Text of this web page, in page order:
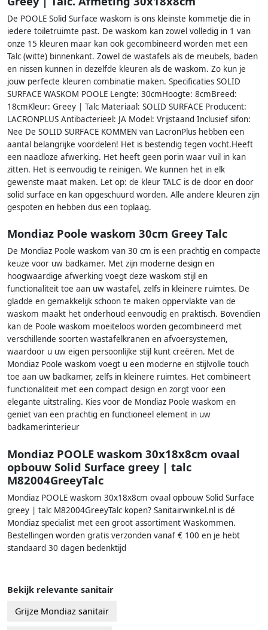
De POOLE Solid Surface waskom is ons kleinste kommetje die in
iedere toiletruimte past. De waskom kan zowel volledig in 1 van
onze 15 kleuren maar kan ook gecombineerd worden met een
Talc (witte) binnenkant. Zowel de wastafels als de meubels, baden
en nissen kunnen in dezelfde kleuren als de waskom. Zo kun je
jouw perfecte kleuren combinatie maken. Specificaties SOLID
SURFACE WASKOM POOLE Lengte: 30cmHoogte: 8cmBreed:
18cmKleur: Greey | Talc Materiaal: SOLID SURFACE Producent:
LACRONPLUS Antibacterieel: JA Model: Vrijstaand Inclusief sifon:
Nee De SOLID SURFACE KOMMEN van LacronPlus hebben een
aantal belangrijke voordelen! Het is bestendig tegen vocht.Heeft
een naadloze afwerking. Het heeft geen porin waar vuil in kan
zitten. Het is eenvoudig te reinigen. We kunnen het in elk
gewenste maat maken. Let op: de kleur TALC is de door en door
solid surface en kan opgeschuurd worden. Alle andere kleuren zijn
gespoten en hebben dus een toplaag.
Mondiaz Poole waskom 30cm Greey Talc
De Mondiaz Poole waskom van 30 cm is een prachtig en compacte
keuze voor uw badkamer. Met zijn moderne design en
hoogwaardige afwerking voegt deze waskom stijl en
functionaliteit toe aan uw wastafel, zelfs in kleinere ruimtes. De
gladde en gemakkelijk schoon te maken oppervlakte van de
waskom maakt het onderhoud eenvoudig en praktisch. Bovendien
kan de Poole waskom moeiteloos worden gecombineerd met
verschillende soorten wastafelkranen en afvoersystemen,
waardoor u uw eigen persoonlijke stijl kunt creëren. Met de
Mondiaz Poole waskom voegt u een moderne en stijlvolle touch
toe aan uw badkamer, zelfs in kleinere ruimtes. Het combineert
functionaliteit met een compact design en zorgt voor een
elegante uitstraling. Kies voor de Mondiaz Poole waskom en
geniet van een prachtig en functioneel element in uw
badkamerinterieur
Mondiaz POOLE waskom 30x18x8cm ovaal
opbouw Solid Surface greey | talc
M82004GreeyTalc
Mondiaz POOLE waskom 30x18x8cm ovaal opbouw Solid Surface
greey | talc M82004GreeyTalc kopen? Sanitairwinkel.nl is dé
Mondiaz specialist met een groot assortiment Waskommen.
Bestellingen worden gratis verzonden vanaf € 100 en je hebt
standaard 30 dagen bedenktijd
Bekijk relevante sanitair
Grijze Mondiaz sanitair